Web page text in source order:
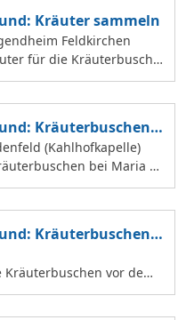
Kräuter sammeln
Feldkirchen
für die Kräuterbusche
binden und an Mar
Feldkirchen.
Kräuterbuschen b
(Kahlhofkapelle)
bei Maria a
viele Helferinnen z
Kräuterbuschen verkauf
Kräuterbuschen V
vor dem
der Hofkirche.